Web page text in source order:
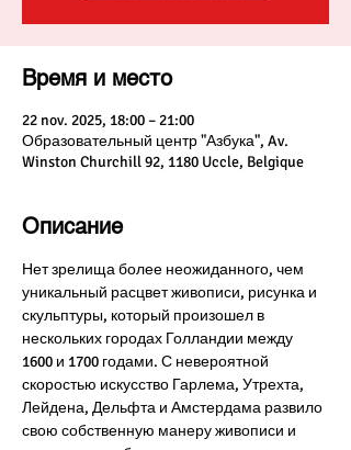
Время и место
22 nov. 2025, 18:00 – 21:00
Образовательный центр "Азбука", Av.
Winston Churchill 92, 1180 Uccle, Belgique
Описание
Нет зрелища более неожиданного, чем
уникальный расцвет живописи, рисунка и
скульптуры, который произошел в
нескольких городах Голландии между
1600 и 1700 годами. С невероятной
скоростью искусство Гарлема, Утрехта,
Лейдена, Дельфта и Амстердама развило
свою собственную манеру живописи и